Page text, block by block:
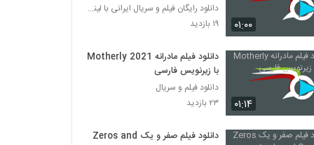
۰۱:۰۰
دانلود رایگان فیلم و سریال ایرانی با لینک مستقیم
۱۹ بازدید
۰۱:۱۴
دانلود فیلم مادرانه Motherly 2021
با زیرنویس فارسی
دانلود فیلم و سریال
۲۳ بازدید
دانلود فیلم صفر و یک Zeros and